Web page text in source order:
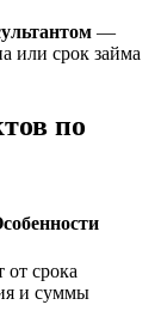
—
или срок займа
по
от срока
и суммы